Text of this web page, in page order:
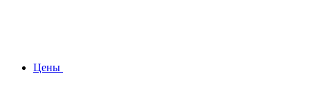
Цены